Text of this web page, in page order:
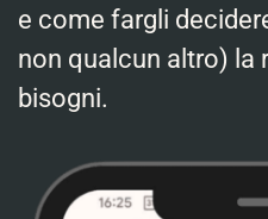
e come fargli
non qualcun altro) la
bisogni.